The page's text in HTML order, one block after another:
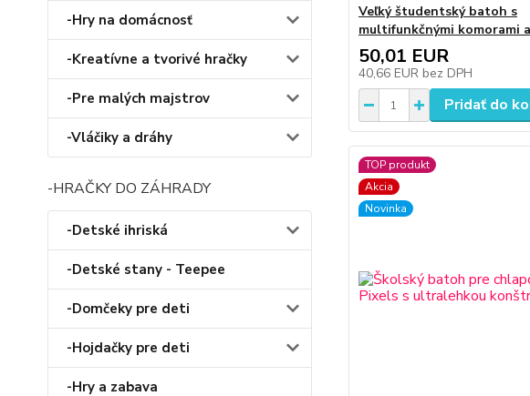
-Hry na domácnosť
-Kreatívne a tvorivé hračky
-Pre malých majstrov
-Vláčiky a dráhy
-HRAČKY DO ZÁHRADY
-Detské ihriská
-Detské stany - Teepee
-Domčeky pre deti
-Hojdačky pre deti
-Hry a zabava
Veľký študentský batoh s
multifunkčnými komorami
50,01 EUR
40,66 EUR bez DPH
Pridať do
TOP produkt
Akcia
Novinka